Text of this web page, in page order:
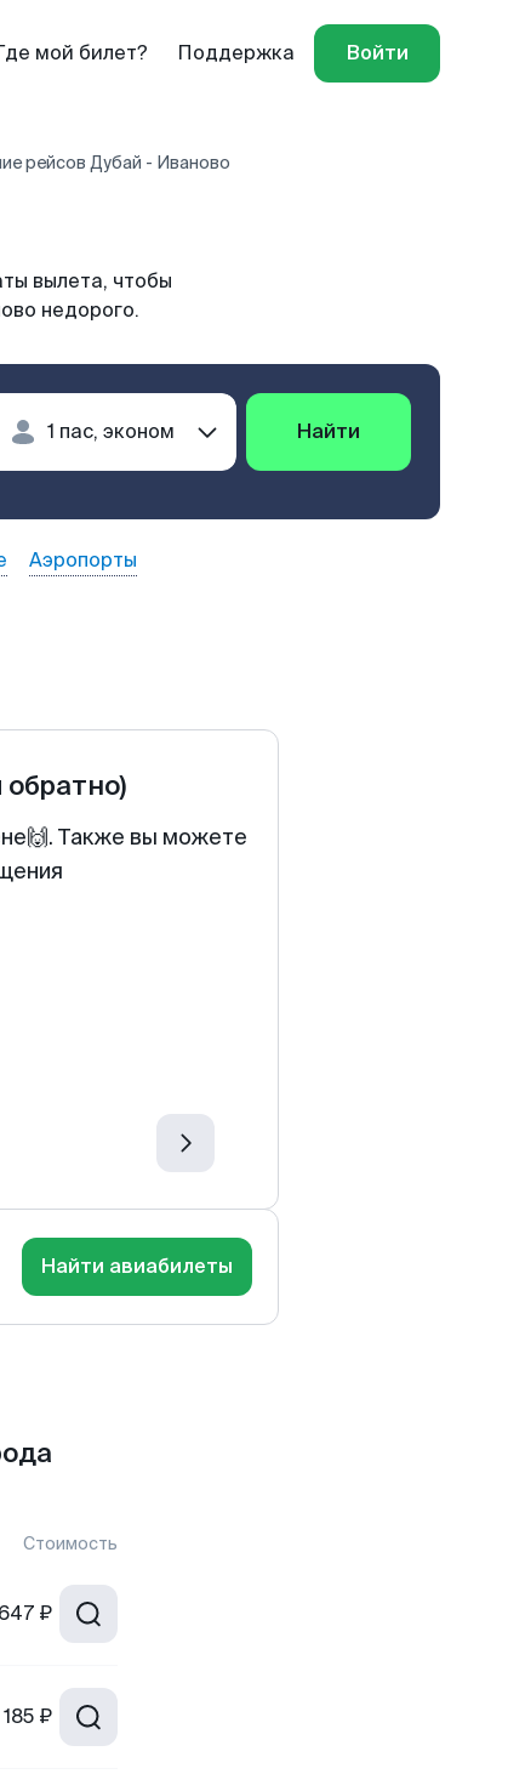
мой билет? Поддержка Войти
рейсов Дубай - Иваново
вылета, чтобы
недорого.
Найти
Аэропорты
обратно)
Также вы можете
Найти авиабилеты
Стоимость
₽
₽